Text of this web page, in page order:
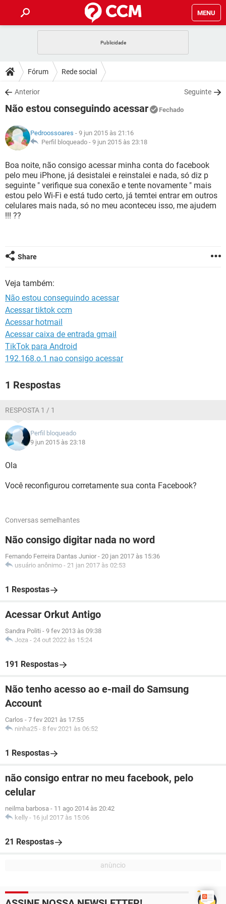
MENU
CELULAR
OUTLOOK
INSTAGRAM GMAIL
GUIA DE COMPRAS
DICAS
JOGOS
INSTAGRAM GMAIL
GUIA DE COMPRAS
DOWNLOADS
JOGOS WHATSAPP
CELULAR
OUTLOOK EXCEL
INSTAGRAM GMAIL
GUIA DE COMPRAS
JOGOS WHATSAPP
CELULAR
OUTLOOK EXCEL
INSTAGRAM GMAIL
GUIA DE COMPRAS
GLOSSÁRIO
WHATSAPP
CELULAR FACEBOOK
OUTLOOK EXCEL
INSTAGRAM
Fórum Rede social
Anterior Seguinte
Não estou conseguindo acessar Fechado
Pedroossoares - 9 jun 2015 às 21:16
Perfil bloqueado - 9 jun 2015 às 23:18
Boa noite, não consigo acessar minha conta do facebook
pelo meu iPhone, já desistalei e reinstalei e nada, só diz p
seguinte " verifique sua conexão e tente novamente " mais
estou pelo Wi-Fi e está tudo certo, já temtei entrar em outros
celulares mais nada, só no meu aconteceu isso, me ajudem
!!! ??
Share
Veja também:
Não estou conseguindo acessar
Acessar tiktok ccm
Acessar hotmail
Acessar caixa de entrada gmail
TikTok para Android
192.168.o.1 nao consigo acessar
1 Respostas
RESPOSTA 1 / 1
Perfil bloqueado
9 jun 2015 às 23:18
Ola
Você reconfigurou corretamente sua conta Facebook?
Conversas semelhantes
Não consigo digitar nada no word
Fernando Ferreira Dantas Junior - 20 jan 2017 às 15:36
usuário anônimo - 21 jan 2017 às 02:53
1 Respostas
Acessar Orkut Antigo
Sandra Politi - 9 fev 2013 às 09:38
Joza - 24 out 2022 às 15:24
191 Respostas
Não tenho acesso ao e-mail do Samsung
Account
Carlos - 7 fev 2021 às 17:55
ninha25 - 8 fev 2021 às 06:52
1 Respostas
não consigo entrar no meu facebook, pelo
celular
neilma barbosa - 11 ago 2014 às 20:42
kelly - 16 jul 2017 às 15:06
21 Respostas